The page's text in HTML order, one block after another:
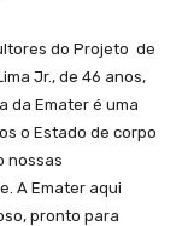
do Projeto de
Jr., de 46 anos,
da Emater é uma
o Estado de corpo
nossas
A Emater aqui
pronto para